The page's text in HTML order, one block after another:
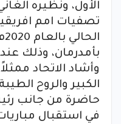
الأول، ونظيره
بأمدرمان، وذلك
وأشاد الاتحاد
الكبير والروح
حاضرة من جانب
في استقبال